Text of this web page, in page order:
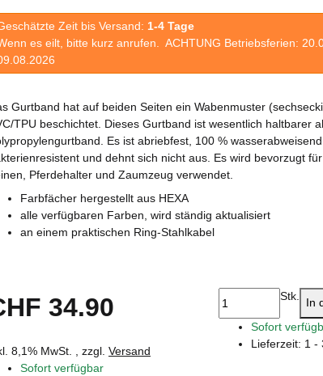
Zeit bis Versand: 1-4 Tage
es eilt, bitte kurz anrufen. ACHTUNG Betriebsferien:
Gurtband hat auf beiden Seiten ein Wabenmuster
TPU beschichtet. Dieses Gurtband ist wesentlich haltbarer
Es ist abriebfest, 100 %
und dehnt sich nicht aus. Es wird bevorzugt
Pferdehalter und Zaumzeug verwendet.
Farbfächer hergestellt aus HEXA
alle verfügbaren Farben, wird ständig aktualisiert
an einem praktischen Ring-Stahlkabel
34.90
8,1% MwSt. , zzgl. Versand
Sofort verfügbar
Stk.
In
Sofort
Lieferzeit: 1 -